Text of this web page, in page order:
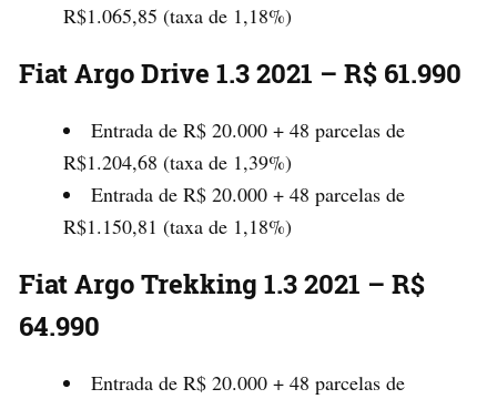
R$1.065,85 (taxa de 1,18%)
Fiat Argo Drive 1.3 2021 – R$ 61.990
Entrada de R$ 20.000 + 48 parcelas de
R$1.204,68 (taxa de 1,39%)
Entrada de R$ 20.000 + 48 parcelas de
R$1.150,81 (taxa de 1,18%)
Fiat Argo Trekking 1.3 2021 – R$
64.990
Entrada de R$ 20.000 + 48 parcelas de